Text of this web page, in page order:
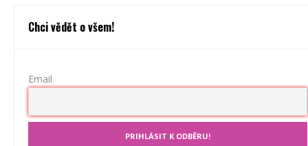
Chci vědět o všem!
Email